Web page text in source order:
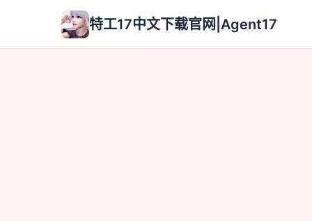
特工17中文下载官网|Agent17